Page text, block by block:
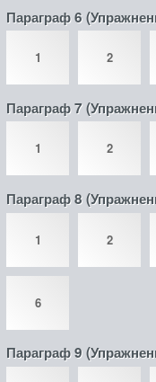
Параграф 6
1 2
Параграф 7
1 2
Параграф 8
1 2
6
Параграф 9